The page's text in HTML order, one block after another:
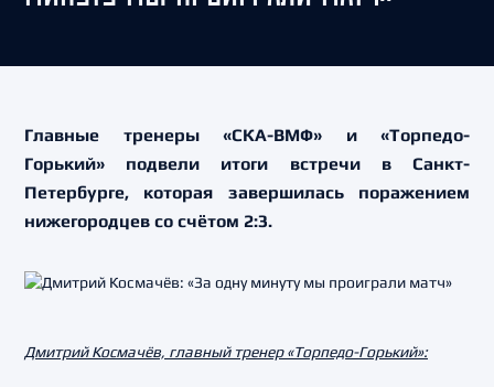
Главные тренеры «СКА-ВМФ» и «Торпедо-
Горький» подвели итоги встречи в Санкт-
Петербурге, которая завершилась поражением
нижегородцев со счётом 2:3.
Дмитрий Космачёв, главный тренер «Торпедо-Горький»: